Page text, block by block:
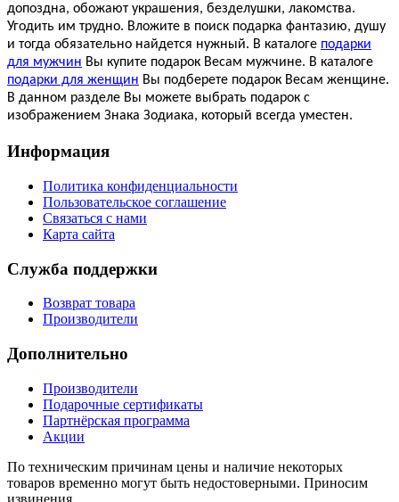
допоздна, обожают украшения, безделушки, лакомства.
Угодить им трудно. Вложите в поиск подарка фантазию, душу
и тогда обязательно найдется нужный. В каталоге подарки
для мужчин Вы купите подарок Весам мужчине. В каталоге
подарки для женщин Вы подберете подарок Весам женщине.
В данном разделе Вы можете выбрать подарок с
изображением Знака Зодиака, который всегда уместен.
Информация
Политика конфиденциальности
Пользовательское соглашение
Связаться с нами
Карта сайта
Служба поддержки
Возврат товара
Производители
Дополнительно
Производители
Подарочные сертификаты
Партнёрская программа
Акции
По техническим причинам цены и наличие некоторых
товаров временно могут быть недостоверными. Приносим
извинения.